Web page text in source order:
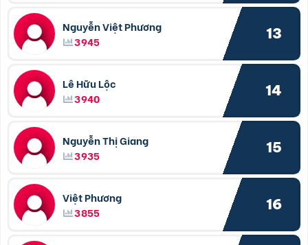
Nguyễn Việt Phương
3945
13
Lê Hữu Lộc
3940
14
Nguyễn Thị Giang
3935
15
Việt Phương
3855
16